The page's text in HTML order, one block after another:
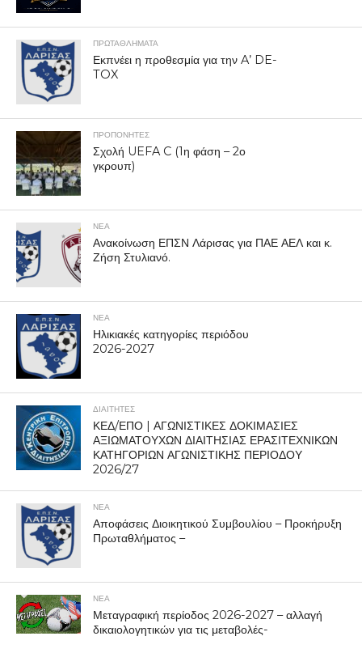
ΠΡΩΤΑΘΛΉΜΑΤΑ
Εκπνέει η προθεσμία για την A’ DE-
TOX
ΠΡΟΠΟΝΗΤΈΣ
Σχολή UEFA C (1η φάση – 2ο
γκρουπ)
ΝΕΑ
Ανακοίνωση ΕΠΣΝ Λάρισας για ΠΑΕ ΑΕΛ και κ.
Ζήση Στυλιανό.
ΝΕΑ
Ηλικιακές κατηγορίες περιόδου
2026-2027
ΔΙΑΙΤΗΤΕΣ
ΚΕΔ/ΕΠΟ | ΑΓΩΝΙΣΤΙΚΕΣ ΔΟΚΙΜΑΣΙΕΣ
ΑΞΙΩΜΑΤΟΥΧΩΝ ΔΙΑΙΤΗΣΙΑΣ ΕΡΑΣΙΤΕΧΝΙΚΩΝ
ΚΑΤΗΓΟΡΙΩΝ ΑΓΩΝΙΣΤΙΚΗΣ ΠΕΡΙΟΔΟΥ
2026/27
ΝΕΑ
Αποφάσεις Διοικητικού Συμβουλίου – Προκήρυξη
Πρωταθλήματος –
ΝΕΑ
Μεταγραφική περίοδος 2026-2027 – αλλαγή
δικαιολογητικών για τις μεταβολές-